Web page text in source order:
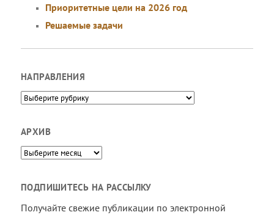
Приоритетные цели на 2026 год
Решаемые задачи
НАПРАВЛЕНИЯ
Направления
АРХИВ
Архив
ПОДПИШИТЕСЬ НА РАССЫЛКУ
Получайте свежие публикации по электронной